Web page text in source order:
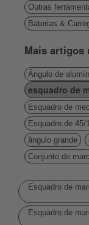
Outras
Baterias &
Mais artigos
Ângulo de
esquadro de
Esquadro de
Esquadro de 45/
ângulo grande
Conjunto de
Esquadro de
Esquadro de